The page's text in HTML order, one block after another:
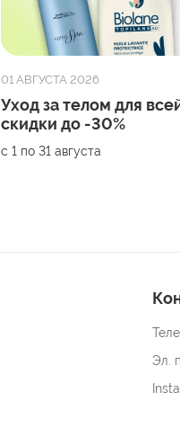
01 АВГУСТА 2026
Уход за телом для
скидки до -30%
с 1 по 31 августа
Эл.